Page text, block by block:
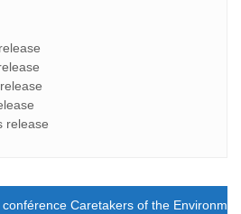
release
Caretakers of the